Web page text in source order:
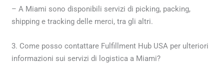
– A Miami sono disponibili servizi di picking, packing,
shipping e tracking delle merci, tra gli altri.
3. Come posso contattare Fulfillment Hub USA per ulteriori
informazioni sui servizi di logistica a Miami?